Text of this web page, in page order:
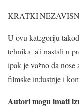
KRATKI
U ovu kategoriju
tehnika, ali nastali u
ipak je važno da nose
filmske industrije i
Autori mogu imati